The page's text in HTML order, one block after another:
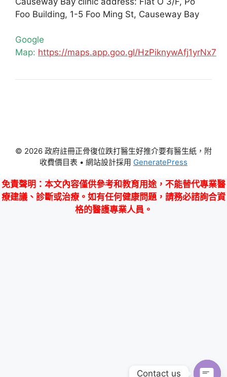
Foo Building, 1-5 Foo Ming St, Causeway Bay
Google
Map: https://maps.app.goo.gl/HzPiknywAfj1yrNx7
© 2026 政府註冊正骨復位跌打醫生好推介要有醫生紙，附
收費價目表 • 網站設計採用 GeneratePress
免責聲明 ：本文內容僅供參考和教育用途，不能替代專業醫
療建議、診斷或治療。如有任何健康問題，請務必諮詢合資
格的醫護專業人員。
Contact us